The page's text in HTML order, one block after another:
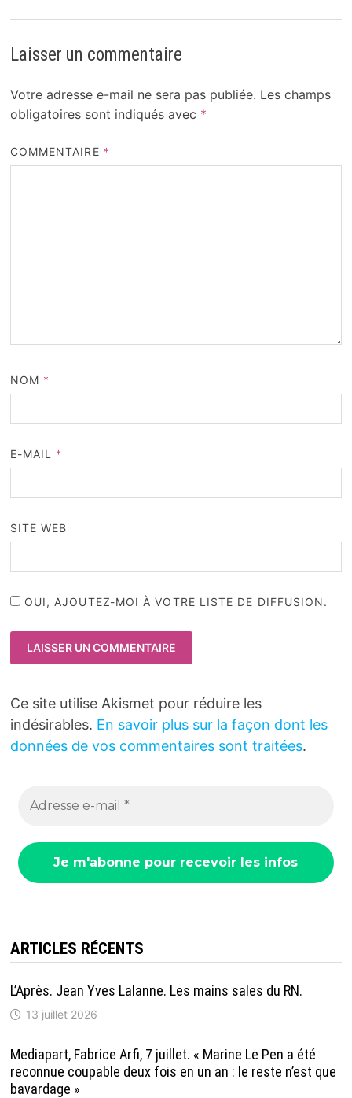
Laisser un commentaire
Votre adresse e-mail ne sera pas publiée. Les champs
obligatoires sont indiqués avec *
COMMENTAIRE *
NOM *
E-MAIL *
SITE WEB
OUI, AJOUTEZ-MOI À VOTRE LISTE DE DIFFUSION.
Ce site utilise Akismet pour réduire les
indésirables. En savoir plus sur la façon dont les
données de vos commentaires sont traitées.
ARTICLES RÉCENTS
L’Après. Jean Yves Lalanne. Les mains sales du RN.
13 juillet 2026
Mediapart, Fabrice Arfi, 7 juillet. « Marine Le Pen a été
reconnue coupable deux fois en un an : le reste n’est que
bavardage »